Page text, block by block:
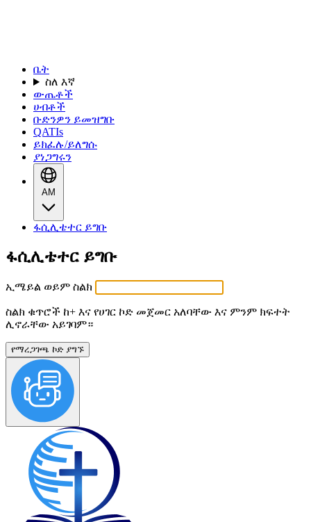
ቤት
ስለ እኛ
ውጤቶች
ሀብቶች
ቡድንዎን ይመዝግቡ
QATIs
ይክፈሉ/ይለግሱ
ያነጋግሩን
AM
ፋሲሊቴተር ይግቡ
ፋሲሊቴተር ይግቡ
ኢሜይል ወይም ስልክ
ስልክ ቁጥሮች ከ+ እና የሀገር ኮድ መጀመር አለባቸው እና ምንም ክፍተት
ሊኖራቸው አይገባም።
የማረጋገጫ ኮድ ያግኙ